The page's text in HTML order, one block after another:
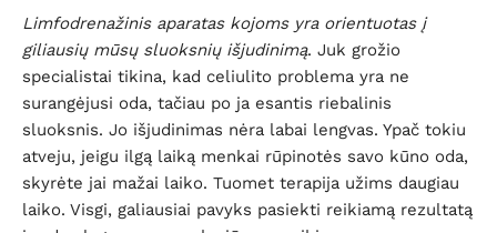
Limfodrenažinis aparatas kojoms yra orientuotas į
giliausių mūsų sluoksnių išjudinimą. Juk grožio
specialistai tikina, kad celiulito problema yra ne
surangėjusi oda, tačiau po ja esantis riebalinis
sluoksnis. Jo išjudinimas nėra labai lengvas. Ypač tokiu
atveju, jeigu ilgą laiką menkai rūpinotės savo kūno oda,
skyrėte jai mažai laiko. Tuomet terapija užims daugiau
laiko. Visgi, galiausiai pavyks pasiekti reikiamą rezultatą